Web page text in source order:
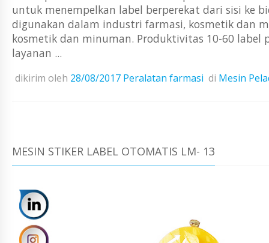
untuk menempelkan label berperekat dari sisi ke
digunakan dalam industri farmasi, kosmetik dan
kosmetik dan minuman. Produktivitas 10-60 label
layanan ...
dikirim oleh 28/08/2017 Peralatan farmasi di Mesin
MESIN STIKER LABEL OTOMATIS LM- 13